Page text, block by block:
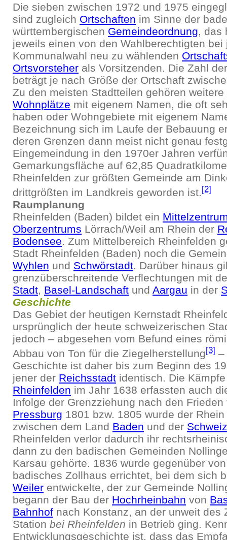
Die sieben zwischen 1972 und 1975
sind zugleich Ortschaften im Sinne der
württembergischen Gemeindeordnung, das
jeweils einen von den Wahlberechtigten bei
Kommunalwahl neu zu wählenden
Ortsvorsteher als Vorsitzenden. Die Zahl
beträgt je nach Größe der Ortschaft
Zu den meisten Stadtteilen gehören
Wohnplätze mit eigenem Namen, die oft
haben oder Wohngebiete mit eigenem
Bezeichnung sich im Laufe der Bebauung
deren Grenzen dann meist nicht genau
Eingemeindung in den 1970er Jahren
Gemarkungsfläche auf 62,85
Rheinfelden zur größten Gemeinde am
drittgrößten im Landkreis geworden ist.[2]
Raumplanung
Rheinfelden (Baden) bildet ein
Oberzentrums Lörrach/Weil am Rhein der
Bodensee. Zum Mittelbereich Rheinfelden
Stadt Rheinfelden (Baden) noch die
Wyhlen und Schwörstadt. Darüber hinaus
grenzüberschreitende Verflechtungen mit
Stadt, Basel-Landschaft und Aargau in der
Geschichte
Das Gebiet der heutigen Kernstadt
ursprünglich der heute schweizerischen
jedoch – abgesehen vom Befund eines
Abbau von Ton für die Ziegelherstellung[3] –
Geschichte ist daher bis zum Beginn des
jener der Reichsstadt identisch. Die
Rheinfelden im Jahr 1638 erfassten auch
Infolge der Grenzziehung nach den
Pressburg 1801 bzw. 1805 wurde der
zwischen dem Land Baden und der Schweiz
Rheinfelden verlor dadurch ihr
dann zu den badischen Gemeinden
Karsau gehörte. 1836 wurde gegenüber
badisches Zollhaus errichtet, bei dem sich
Weiler entwickelte, der zur Gemeinde
begann der Bau der Hochrheinbahn von
Bahnhof nach Konstanz, an der unweit des
Station bei Rheinfelden in Betrieb ging.
Entwicklungsgeschichte ist, dass das